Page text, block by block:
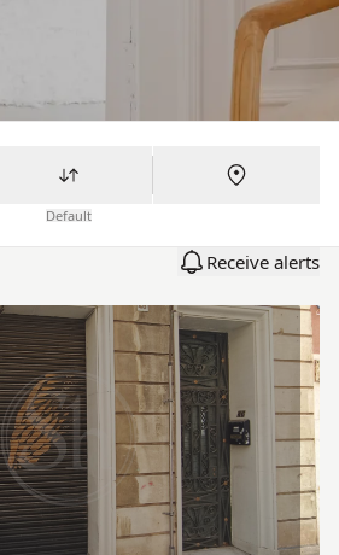
Default
Receive alerts